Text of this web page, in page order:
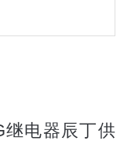
继电器辰丁供